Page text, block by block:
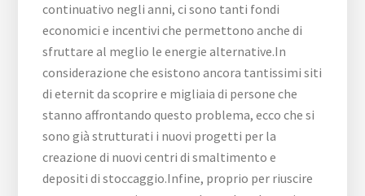
continuativo negli anni, ci sono tanti fondi
economici e incentivi che permettono anche di
sfruttare al meglio le energie alternative.In
considerazione che esistono ancora tantissimi siti
di eternit da scoprire e migliaia di persone che
stanno affrontando questo problema, ecco che si
sono già strutturati i nuovi progetti per la
creazione di nuovi centri di smaltimento e
depositi di stoccaggio.Infine, proprio per riuscire